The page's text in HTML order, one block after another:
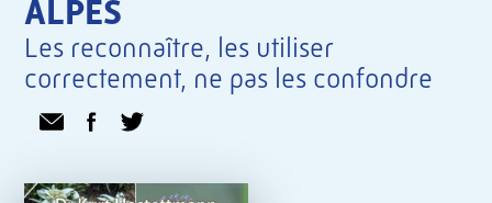
ALPES
Les reconnaître, les utiliser
correctement, ne pas les confondre